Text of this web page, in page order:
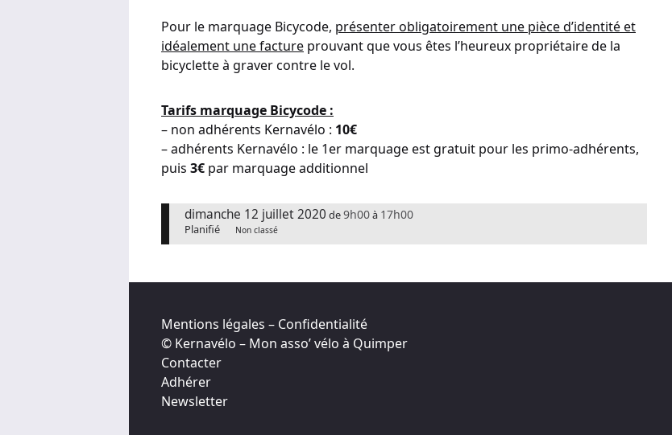
Pour le marquage Bicycode, présenter obligatoirement une pièce d’identité et
idéalement une facture prouvant que vous êtes l’heureux propriétaire de la
bicyclette à graver contre le vol.
Tarifs marquage Bicycode :
– non adhérents Kernavélo : 10€
– adhérents Kernavélo : le 1er marquage est gratuit pour les primo-adhérents,
puis 3€ par marquage additionnel
dimanche 12 juillet 2020 de9h00à 17h00
Planifié Non classé
Mentions légales – Confidentialité
© Kernavélo – Mon asso’ vélo à Quimper
Contacter
Adhérer
Newsletter